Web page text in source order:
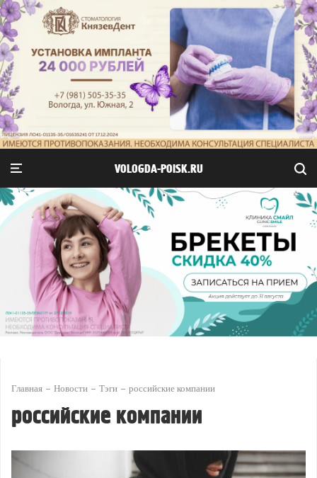
VOLOGDA-POISK.RU
Главная Новости Тэги российские компании
российские компании